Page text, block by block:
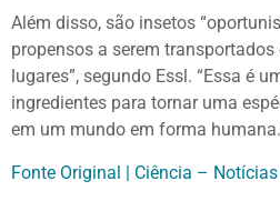
Além disso, são insetos
propensos a serem
lugares”, segundo Essl. “Essa é
ingredientes para tornar uma
em um mundo em forma
Fonte Original | Ciência –